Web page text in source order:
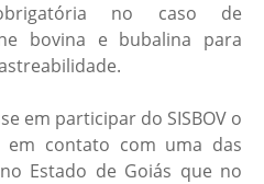
no caso de
bovina e bubalina para
em participar do SISBOV o
contato com uma das
Estado de Goiás que no